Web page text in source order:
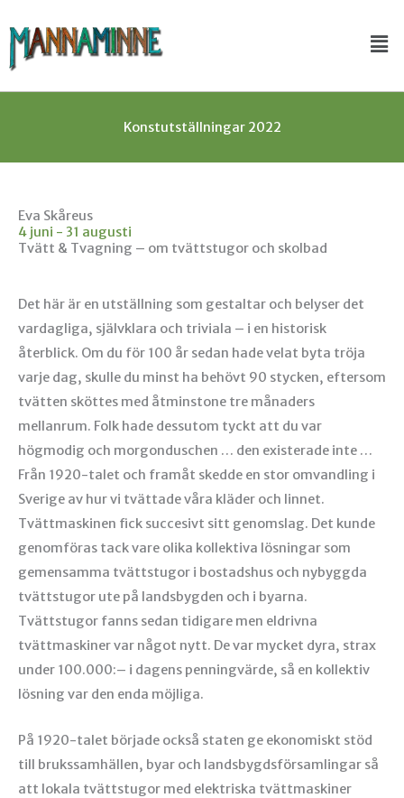
till
innehåll
Konstutställningar 2022
Eva Skåreus
4 juni - 31 augusti
Tvätt & Tvagning – om tvättstugor och skolbad
Det här är en utställning som gestaltar och belyser det
vardagliga, självklara och triviala – i en historisk
återblick. Om du för 100 år sedan hade velat byta tröja
varje dag, skulle du minst ha behövt 90 stycken, eftersom
tvätten sköttes med åtminstone tre månaders
mellanrum. Folk hade dessutom tyckt att du var
högmodig och morgonduschen … den existerade inte …
Från 1920-talet och framåt skedde en stor omvandling i
Sverige av hur vi tvättade våra kläder och linnet.
Tvättmaskinen fick succesivt sitt genomslag. Det kunde
genomföras tack vare olika kollektiva lösningar som
gemensamma tvättstugor i bostadshus och nybyggda
tvättstugor ute på landsbygden och i byarna.
Tvättstugor fanns sedan tidigare men eldrivna
tvättmaskiner var något nytt. De var mycket dyra, strax
under 100.000:– i dagens penningvärde, så en kollektiv
lösning var den enda möjliga.
På 1920-talet började också staten ge ekonomiskt stöd
till brukssamhällen, byar och landsbygdsförsamlingar så
att lokala tvättstugor med elektriska tvättmaskiner